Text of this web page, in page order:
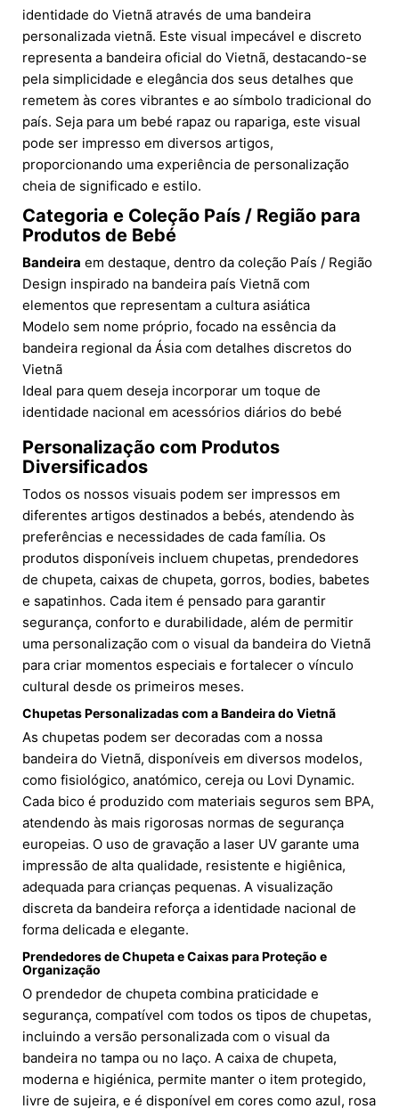
identidade do Vietnã através de uma bandeira
personalizada vietnã. Este visual impecável e discreto
representa a bandeira oficial do Vietnã, destacando-se
pela simplicidade e elegância dos seus detalhes que
remetem às cores vibrantes e ao símbolo tradicional do
país. Seja para um bebé rapaz ou rapariga, este visual
pode ser impresso em diversos artigos,
proporcionando uma experiência de personalização
cheia de significado e estilo.
Categoria e Coleção País / Região para
Produtos de Bebé
Bandeira em destaque, dentro da coleção País / Região
Design inspirado na bandeira país Vietnã com
elementos que representam a cultura asiática
Modelo sem nome próprio, focado na essência da
bandeira regional da Ásia com detalhes discretos do
Vietnã
Ideal para quem deseja incorporar um toque de
identidade nacional em acessórios diários do bebé
Personalização com Produtos
Diversificados
Todos os nossos visuais podem ser impressos em
diferentes artigos destinados a bebés, atendendo às
preferências e necessidades de cada família. Os
produtos disponíveis incluem chupetas, prendedores
de chupeta, caixas de chupeta, gorros, bodies, babetes
e sapatinhos. Cada item é pensado para garantir
segurança, conforto e durabilidade, além de permitir
uma personalização com o visual da bandeira do Vietnã
para criar momentos especiais e fortalecer o vínculo
cultural desde os primeiros meses.
Chupetas Personalizadas com a Bandeira do Vietnã
As chupetas podem ser decoradas com a nossa
bandeira do Vietnã, disponíveis em diversos modelos,
como fisiológico, anatómico, cereja ou Lovi Dynamic.
Cada bico é produzido com materiais seguros sem BPA,
atendendo às mais rigorosas normas de segurança
europeias. O uso de gravação a laser UV garante uma
impressão de alta qualidade, resistente e higiênica,
adequada para crianças pequenas. A visualização
discreta da bandeira reforça a identidade nacional de
forma delicada e elegante.
Prendedores de Chupeta e Caixas para Proteção e
Organização
O prendedor de chupeta combina praticidade e
segurança, compatível com todos os tipos de chupetas,
incluindo a versão personalizada com o visual da
bandeira no tampa ou no laço. A caixa de chupeta,
moderna e higiénica, permite manter o item protegido,
livre de sujeira, e é disponível em cores como azul, rosa